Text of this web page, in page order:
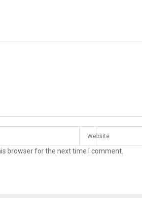
browser for the next time I comment.